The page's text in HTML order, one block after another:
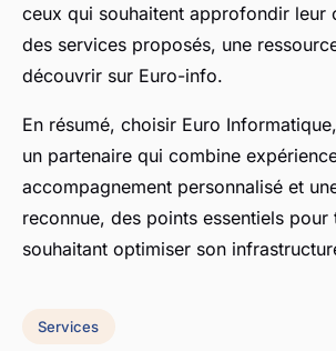
ceux qui souhaitent approfondir leur
des services proposés, une
découvrir sur Euro-info.
En résumé, choisir Euro
un partenaire qui combine
accompagnement personnalisé et
reconnue, des points essentiels pour
souhaitant optimiser son
Services